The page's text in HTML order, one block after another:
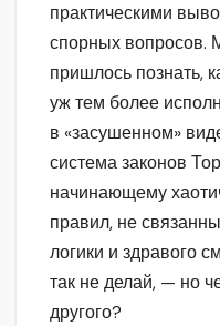
практическими
спорных вопросов.
пришлось познать,
уж тем более
в «засушенном»
система законов
начинающему
правил, не
логики и здравого
так не делай, — но
другого?